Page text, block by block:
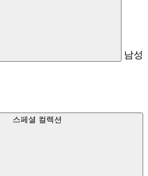
남성
스페셜 컬렉션